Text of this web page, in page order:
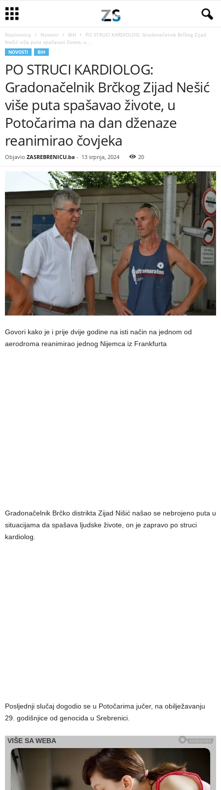
Naslovnica Novosti BiH
PO STRUCI KARDIOLOG: Gradonačelnik Brčkog Zijad
Nešić više puta spašavao živote, u...
NOVOSTI BIH
PO STRUCI KARDIOLOG:
Gradonačelnik Brčkog Zijad Nešić
više puta spašavao živote, u
Potočarima na dan dženaze
reanimirao čovjeka
Objavio ZASREBRENICU.ba - 13 srpnja, 2024 20
Govori kako je i prije dvije godine na isti način na jednom od
aerodroma reanimirao jednog Nijemca iz Frankfurta
Gradonačelnik Brčko distrikta Zijad Nišić našao se nebrojeno puta u
situacijama da spašava ljudske živote, on je zapravo po struci
kardiolog.
Posljednji slučaj dogodio se u Potočarima jučer, na obilježavanju
29. godišnjice od genocida u Srebrenici.